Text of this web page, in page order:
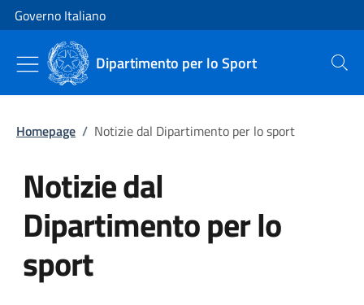
Vai al contenuto
Vai alla navigazione del sito
Governo Italiano
Dipartimento per lo Sport Cerca
Homepage / Notizie dal Dipartimento per lo sport
Notizie dal
Dipartimento per lo
sport